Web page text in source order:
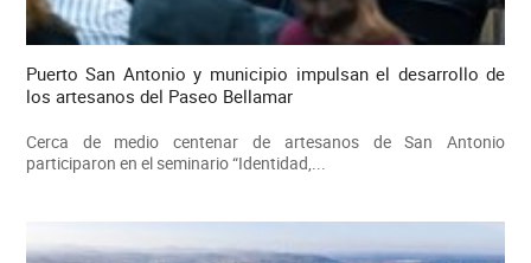
Puerto San Antonio y municipio impulsan el desarrollo de
los artesanos del Paseo Bellamar
Cerca de medio centenar de artesanos de San Antonio
participaron en el seminario “Identidad,...